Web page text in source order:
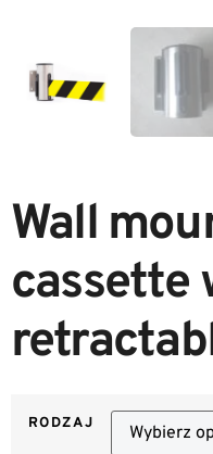
Wall
cassette
RODZAJ